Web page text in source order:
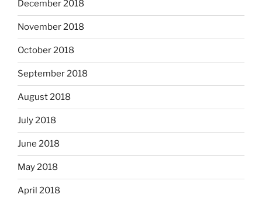
December 2018
November 2018
October 2018
September 2018
August 2018
July 2018
June 2018
May 2018
April 2018